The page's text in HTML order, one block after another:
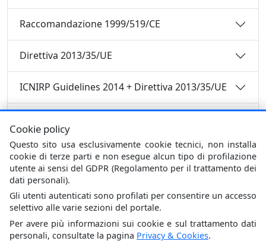
Raccomandazione 1999/519/CE
Direttiva 2013/35/UE
ICNIRP Guidelines 2014 + Direttiva 2013/35/UE
Keywords: Limiti, Norme, Campi elettromagnetici
Cookie policy
Questo sito usa esclusivamente cookie tecnici, non installa
cookie di terze parti e non esegue alcun tipo di profilazione
utente ai sensi del GDPR (Regolamento per il trattamento dei
dati personali).
Gli utenti autenticati sono profilati per consentire un accesso
selettivo alle varie sezioni del portale.
Per avere più informazioni sui cookie e sul trattamento dati
personali, consultate la pagina Privacy & Cookies.